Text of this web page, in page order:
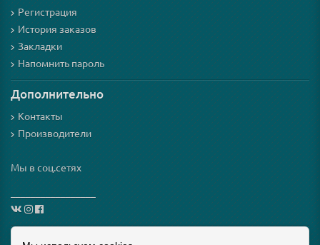
Регистрация
История заказов
Закладки
Напомнить пароль
Дополнительно
Контакты
Производители
Мы в соц.сетях
_________________
Схема проезда